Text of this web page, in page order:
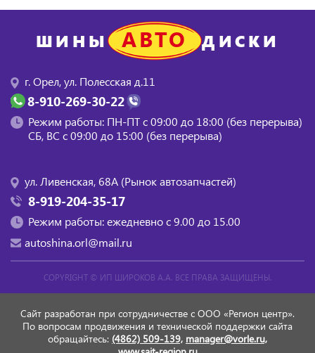
ШИНЫ АВТО ДИСКИ
г. Орел, ул. Полесская д.11
8-910-269-30-22
Режим работы: ПН-ПТ с 09:00 до 18:00 (без перерыва)
СБ, BC с 09:00 до 15:00 (без перерыва)
ул. Ливенская, 68А (Рынок автозапчастей)
8-919-204-35-17
Режим работы: ежедневно с 9.00 до 15.00
autoshina.orl@mail.ru
COPYRIGHT © ИП ШИРОКОВ А.А. ВСЕ ПРАВА ЗАЩИЩЕНЫ.
Сайт разработан при сотрудничестве с ООО «Регион центр».
По вопросам продвижения и технической поддержки сайта
обращайтесь: (4862) 509-139, manager@vorle.ru,